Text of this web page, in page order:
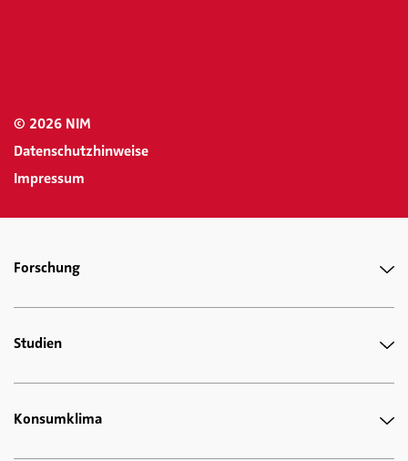
© 2026 NIM
Datenschutzhinweise
Impressum
Forschung
Studien
Konsumklima